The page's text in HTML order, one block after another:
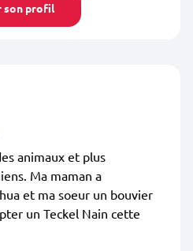
son profil
animaux et plus
Ma maman a
et ma soeur un bouvier
un Teckel Nain cette